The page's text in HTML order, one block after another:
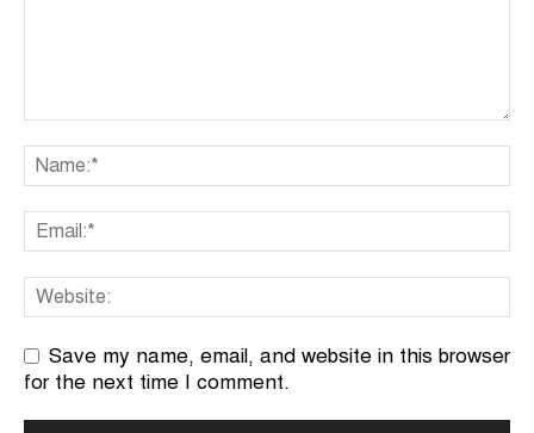
Save my name, email, and website in this browser
for the next time I comment.